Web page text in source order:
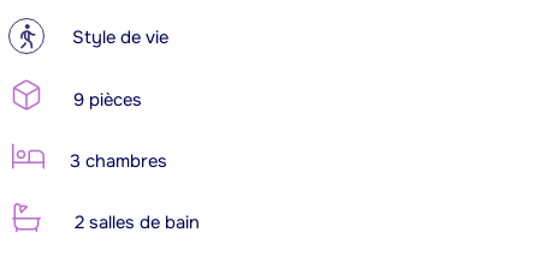
? Style de vie
9 pièces
3 chambres
2 salles de bain